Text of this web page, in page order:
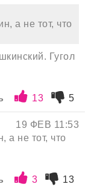
а не тот, что
Гугол
13 5
19 ФЕВ 11:53
а не тот, что
3 13